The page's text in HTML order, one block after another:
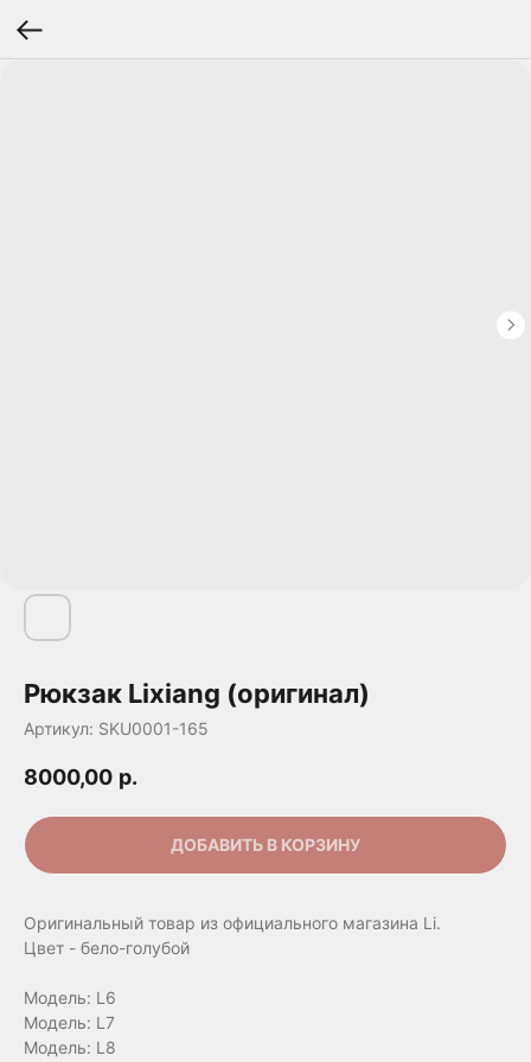
Рюкзак Lixiang (оригинал)
Артикул: SKU0001-165
8000,00 р.
ДОБАВИТЬ В КОРЗИНУ
Оригинальный товар из официального магазина Li.
Цвет - бело-голубой
Модель: L6
Модель: L7
Модель: L8